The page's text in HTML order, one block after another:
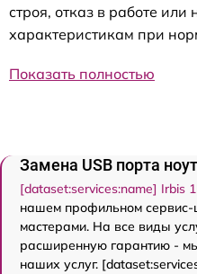
строя, отказ в работе или
характеристикам при
Показать полностью
Замена USB порта
[dataset:services:name] Irbis
нашем профильном
мастерами. На все виды
расширенную гарантию -
наших услуг.